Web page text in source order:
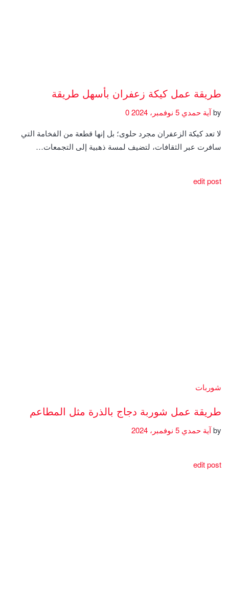
طريقة عمل كيكة زعفران بأسهل طريقة
byآية حمدي
لا تعد كيكة الزعفران مجرد حلوى؛ بل إنها قطعة من الفخامة التي
سافرت عبر الثقافات، لتضيف لمسة ذهبية إلى التجمعات…
edit post
شوربات
طريقة عمل شوربة دجاج بالذرة مثل المطاعم
byآية حمدي
edit post